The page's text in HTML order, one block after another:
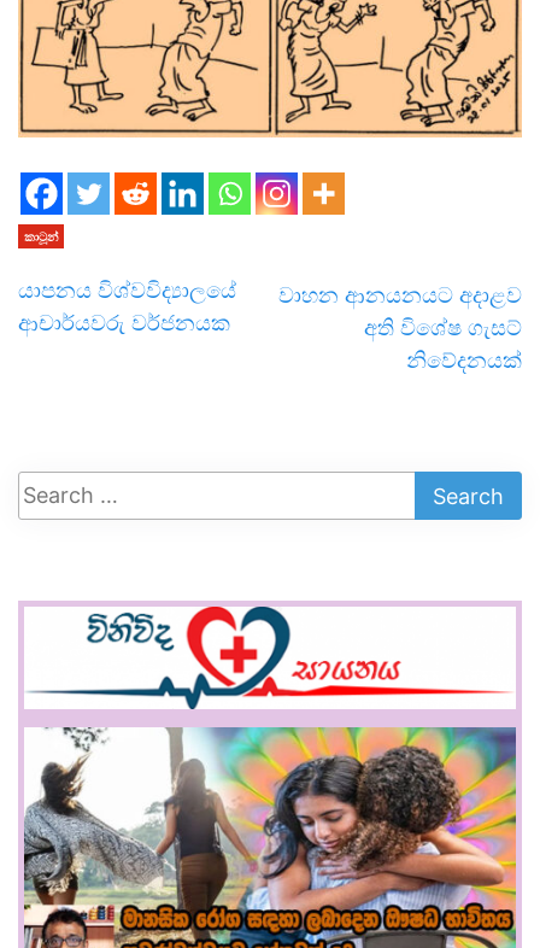
කාටූන්
යාපනය විශ්වවිද්‍යාලයේ
ආචාර්යවරු වර්ජනයක
වාහන ආනයනයට අදාළව
අති විශේෂ ගැසට්
නිවේදනයක්